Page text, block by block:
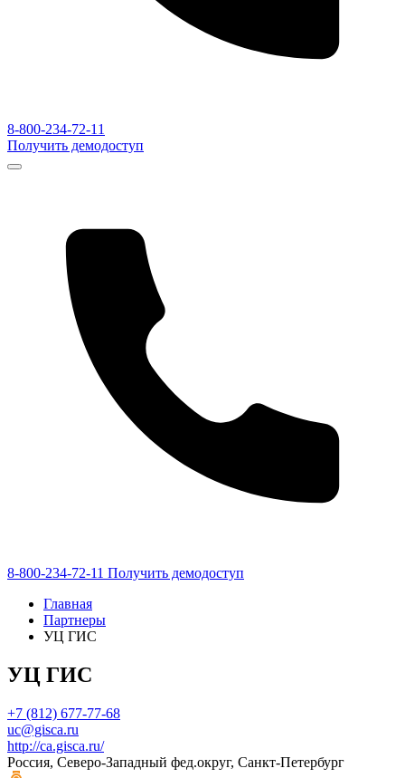
8-800-234-72-11
Получить демодоступ
8-800-234-72-11 Получить демодоступ
Главная
Партнеры
УЦ ГИС
УЦ ГИС
+7 (812) 677-77-68
uc@gisca.ru
http://ca.gisca.ru/
Россия, Северо-Западный фед.округ, Санкт-Петербург